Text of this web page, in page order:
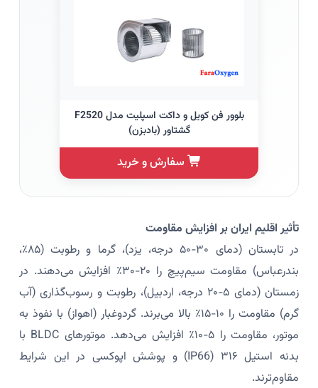
بلوور فن کویل و داکت اسپلیت مدل F2520
گشتاور (بادبزن)
سفارش و خرید
تأثیر اقلیم ایران بر افزایش مقاومت
در تابستان (دمای ۳۰-۵۰ درجه، یزد)، گرما و رطوبت (۸۵٪،
بندرعباس) مقاومت سیم‌پیچ را ۲۰-۳۰٪ افزایش می‌دهند. در
زمستان (دمای ۵-۲۰ درجه، اردبیل)، رطوبت و رسوب‌گذاری (آب
گرم) مقاومت را ۱۰-۱۵٪ بالا می‌برند. گردوغبار (اهواز) با نفوذ به
موتور، مقاومت را ۵-۱۰٪ افزایش می‌دهد. موتورهای BLDC با
بدنه استیل ۳۱۶ (IP66) و پوشش اپوکسی در این شرایط
مقاوم‌ترند.